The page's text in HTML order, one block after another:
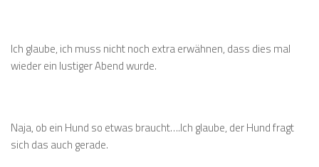
Ich glaube, ich muss nicht noch extra erwähnen, dass dies mal
wieder ein lustiger Abend wurde.
Naja, ob ein Hund so etwas braucht….Ich glaube, der Hund fragt
sich das auch gerade.